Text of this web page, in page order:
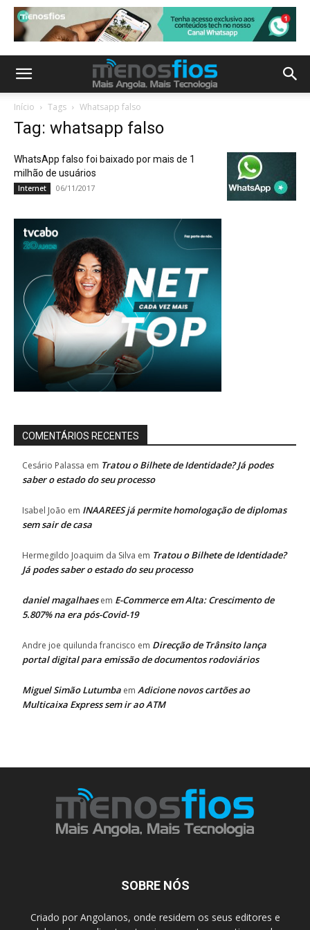
Início Tags Whatsapp falso
Tag: whatsapp falso
WhatsApp falso foi baixado por mais de 1
milhão de usuários
Internet 06/11/2017
COMENTÁRIOS RECENTES
Cesário Palassa em Tratou o Bilhete de Identidade? Já podes
saber o estado do seu processo
Isabel João em INAAREES já permite homologação de diplomas
sem sair de casa
Hermegildo Joaquim da Silva em Tratou o Bilhete de Identidade?
Já podes saber o estado do seu processo
daniel magalhaesem E-Commerce em Alta: Crescimento de
5.807% na era pós-Covid-19
Andre joe quilunda francisco em Direcção de Trânsito lança
portal digital para emissão de documentos rodoviários
Miguel Simão Lutumba em Adicione novos cartões ao
Multicaixa Express sem ir ao ATM
SOBRE NÓS
Criado por Angolanos, onde residem os seus editores e